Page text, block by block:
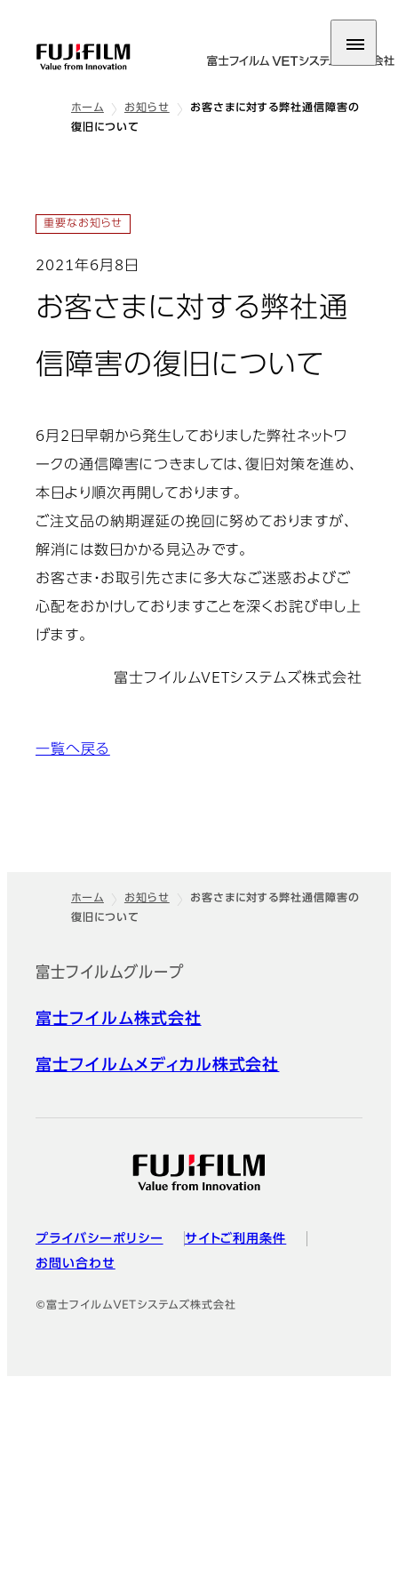
ホーム お知らせ
お客さまに対する弊社通信障害の
復旧について
重要なお知らせ
2021年6月8日
お客さまに対する弊社通
信障害の復旧について
6月2日早朝から発生しておりました弊社ネットワ
ークの通信障害につきましては、復旧対策を進め、
本日より順次再開しております。
ご注文品の納期遅延の挽回に努めておりますが、
解消には数日かかる見込みです。
お客さま・お取引先さまに多大なご迷惑およびご
心配をおかけしておりますことを深くお詫び申し上
げます。
富士フイルムVETシステムズ株式会社
一覧へ戻る
フッター
ホーム お知らせ
お客さまに対する弊社通信障害の
復旧について
富士フイルムグループ
富士フイルム株式会社
富士フイルムメディカル株式会社
プライバシーポリシー
サイトご利用条件
お問い合わせ
©富士フイルムＶＥＴシステムズ株式会社